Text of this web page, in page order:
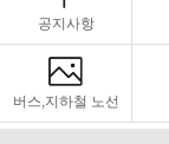
공지사항
버스,지하철 노선